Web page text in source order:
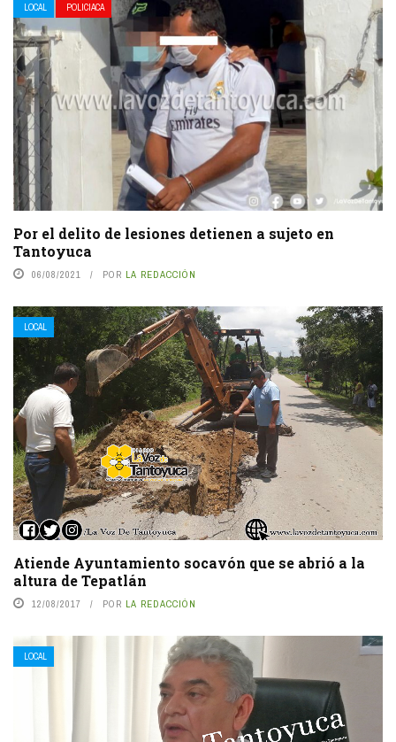
LOCAL POLICIACA
Por el delito de lesiones detienen a sujeto en
Tantoyuca
06/08/2021 POR LA REDACCIÓN
LOCAL
Atiende Ayuntamiento socavón que se abrió a la
altura de Tepatlán
12/08/2017 POR LA REDACCIÓN
LOCAL